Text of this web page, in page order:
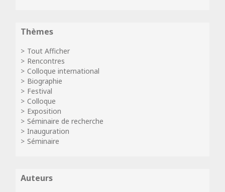
Thèmes
Tout Afficher
Rencontres
Colloque international
Biographie
Festival
Colloque
Exposition
Séminaire de recherche
Inauguration
Séminaire
Auteurs